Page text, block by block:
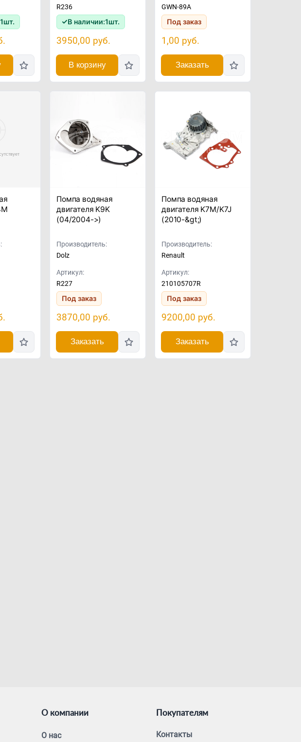
1шт.
R236
В наличии:1шт.
3950,00 руб.
В корзину
GWN-89A
Под заказ
1,00 руб.
Заказать
Помпа водяная
двигателя K9K
(04/2004->)
Производитель:
Dolz
Артикул:
R227
Под заказ
3870,00 руб.
Заказать
Помпа водяная
двигателя K7M/K7J
(2010-&gt;)
Производитель:
Renault
Артикул:
210105707R
Под заказ
9200,00 руб.
Заказать
О компании
О нас
Покупателям
Контакты